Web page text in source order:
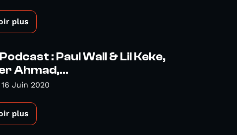
plus
: Paul Wall & Lil Keke,
Ahmad,...
Juin 2020
plus